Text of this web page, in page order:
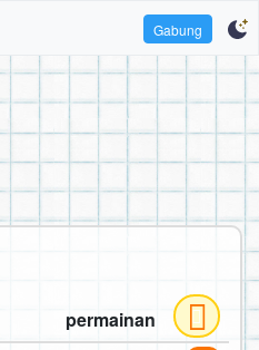
Gabung
permainan